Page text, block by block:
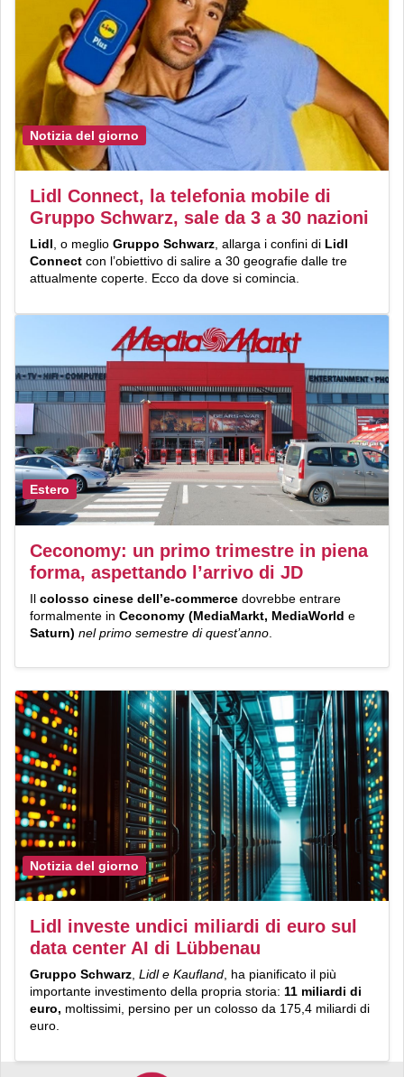
Notizia del giorno
Lidl Connect, la telefonia mobile di
Gruppo Schwarz, sale da 3 a 30 nazioni
Lidl , o meglio Gruppo Schwarz , allarga i confini di Lidl
Connect con l’obiettivo di salire a 30 geografie dalle tre
attualmente coperte. Ecco da dove si comincia.
Estero
Ceconomy: un primo trimestre in piena
forma, aspettando l’arrivo di JD
Il colosso cinese dell’e-commerce dovrebbe entrare
formalmente in Ceconomy (MediaMarkt, MediaWorld e
Saturn) nel primo semestre di quest’anno
Notizia del giorno
Lidl investe undici miliardi di euro sul
data center AI di Lübbenau
Gruppo Schwarz Lidl e Kaufland , ha pianificato il più
importante investimento della propria storia: 11 miliardi di
euro, moltissimi, persino per un colosso da 175,4 miliardi di
euro.